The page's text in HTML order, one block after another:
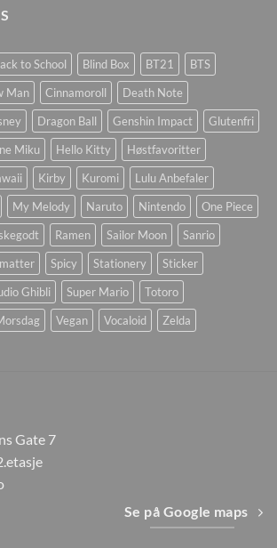
to School Blind Box BT21
BTS
Man Cinnamoroll
Death Note
Dragon Ball Genshin Impact
Glutenfri
Miku Hello Kitty
Høstfavoritter
Kirby Kuromi
Lulu Anbefaler
My Melody Naruto Nintendo
One Piece
Ramen Sailor Moon
Sanrio
Spicy Stationery
Sticker
Ghibli Super Mario
Totoro
Vegan Vocaloid Zelda
Gate 7
Se på Google maps